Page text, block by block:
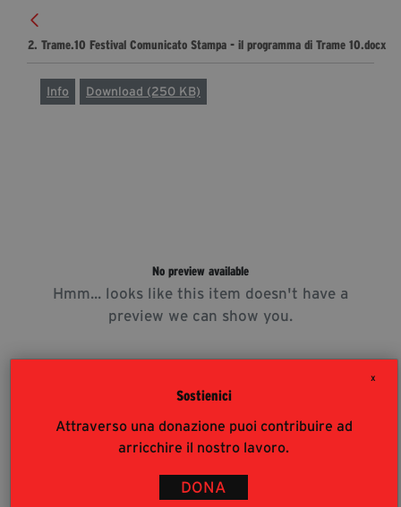
X
Sostienici
Attraverso una donazione puoi contribuire ad
arricchire il nostro lavoro.
DONA
Fondazione Trame
La fondazione 2025
Civico Trame
Contatti
segreteria@tramefestival.it
2. Trame.10 Festival Comunicato Stampa - il programma di Trame 10.docx
Info Download (250 KB)
No preview available
Hmm... looks like this item doesn't have a
preview we can show you.
Accrediti Stampa
Accrediti Stampa. L'accesso al festival ai
giornalisti risponde alle modalità di accesso del
pubblico (https://www.tramefestival.it/accesso-